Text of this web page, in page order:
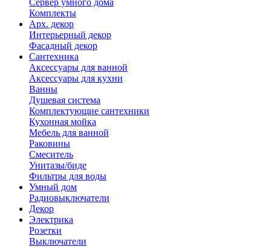
Сервер умного дома
Комплекты
Арх. декор
Интерьерный декор
Фасадный декор
Сантехника
Аксессуары для ванной
Аксессуары для кухни
Ванны
Душевая система
Комплектующие сантехники
Кухонная мойка
Мебель для ванной
Раковины
Смеситель
Унитазы/биде
Фильтры для воды
Умный дом
Радиовыключатели
Декор
Электрика
Розетки
Выключатели